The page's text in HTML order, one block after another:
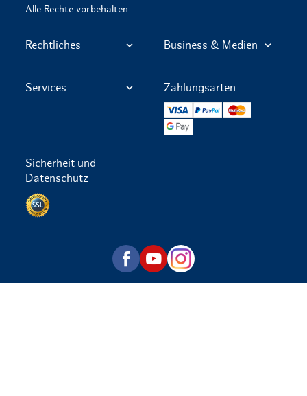
Alle Rechte vorbehalten
Rechtliches Business & Medien
Services Zahlungsarten
PayPal
Sicherheit und
Datenschutz